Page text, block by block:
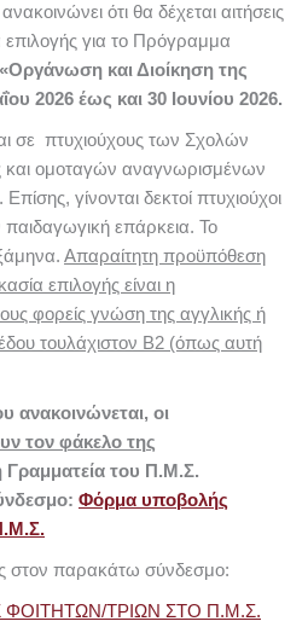
ότι θα δέχεται αιτήσεις
επιλογής για το Πρόγραμμα
«Οργάνωση και Διοίκηση της
2026 έως και 30 Ιουνίου 2026.
σε πτυχιούχους των Σχολών
ομοταγών αναγνωρισμένων
γίνονται δεκτοί πτυχιούχοι
επάρκεια. Το
Απαραίτητη προϋπόθεση
επιλογής είναι η
φορείς γνώση της αγγλικής ή
τουλάχιστον Β2 (όπως αυτή
ανακοινώνεται, οι
τον φάκελο της
Γραμματεία του Π.Μ.Σ.
Φόρμα υποβολής
στον παρακάτω σύνδεσμο:
ΤΡΙΩΝ ΣΤΟ Π.Μ.Σ.